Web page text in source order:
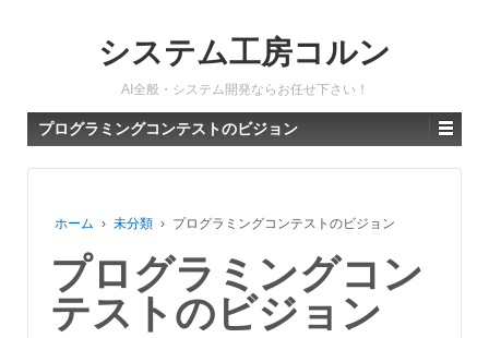
システム工房コルン
AI全般・システム開発ならお任せ下さい！
プログラミングコンテストのビジョン
ホーム › 未分類 › プログラミングコンテストのビジョン
プログラミングコン
テストのビジョン